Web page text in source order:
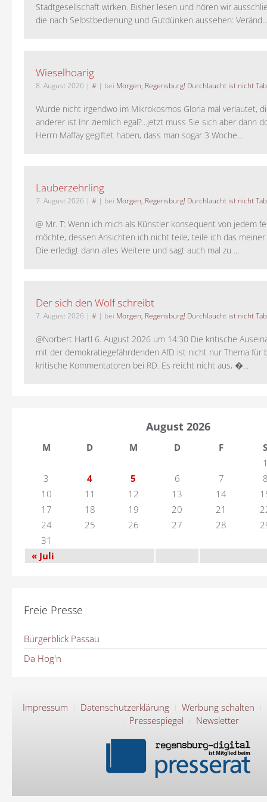
Stadtgesellschaft wirken. Bisher lesen und hören wir
die nach Selbstbedienung und Gutdünken aussehen: Veränd...
Wieselhoarig
8. August 2026 | # | bei Morgen, Regensburg! Durchlaucht ist nicht
Wurde nicht irgendwo im Mikrokosmos Gloria mal verlautet,
anderer ist Ihr ziemlich egal?...jetzt muss Sie sich aber dann
Herrn Maffay gegiftet haben, dass man sogar 3 Woche...
Lauberzehrling
7. August 2026 | # | bei Morgen, Regensburg! Durchlaucht ist nicht
@ Mr. T: Wenn ich mich als Künstler konsequent von jedem
möchte, dessen Ansichten ich nicht teile, teile ich das
Die erledigt dann alles Weitere und sagt auch mal zu ...
Der sich den Wolf schreibt
7. August 2026 | # | bei Morgen, Regensburg! Durchlaucht ist nicht
@Norbert Hartl 6. August 2026 um 14:30 Die kritische
mit der demokratiegefährdenden AfD ist nicht nur Thema für
kritische Kommentatoren bei RD. Es reicht nicht aus, �...
August 2026
M D M D F
S
3
4 5 6 7
10
11 12 13 14
17
18 19 20 21
24
25 26 27 28
31
« Juli
Freie Presse
Bürgerblick Passau
Da Hog'n
Impressum Datenschutzerklärung
Werbung schalten
Pressespiegel
Newsletter